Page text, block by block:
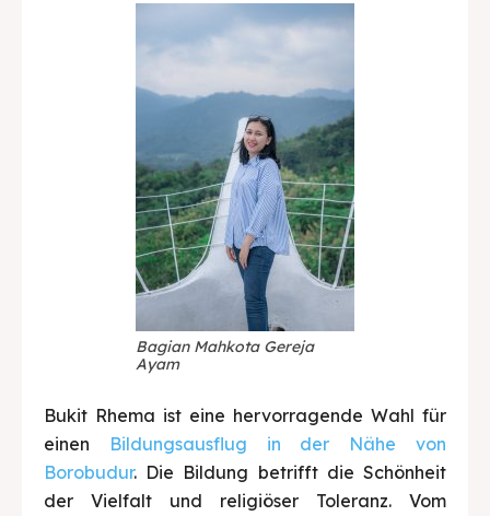
Bagian Mahkota Gereja
Ayam
Bukit Rhema ist eine hervorragende Wahl für
einen
Bildungsausflug in der Nähe von
Borobudur. Die Bildung betrifft die Schönheit
der Vielfalt und religiöser Toleranz. Vom